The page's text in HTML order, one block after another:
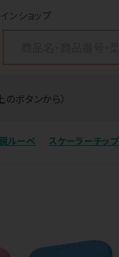
ンショップ
ボタンから）
ルーペ スケーラーチップ